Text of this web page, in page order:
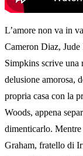
L’amore non va in
Cameron Diaz,
Simpkins scrive una
delusione amorosa,
propria casa con la
Woods, appena
dimenticarlo.
Graham, fratello di